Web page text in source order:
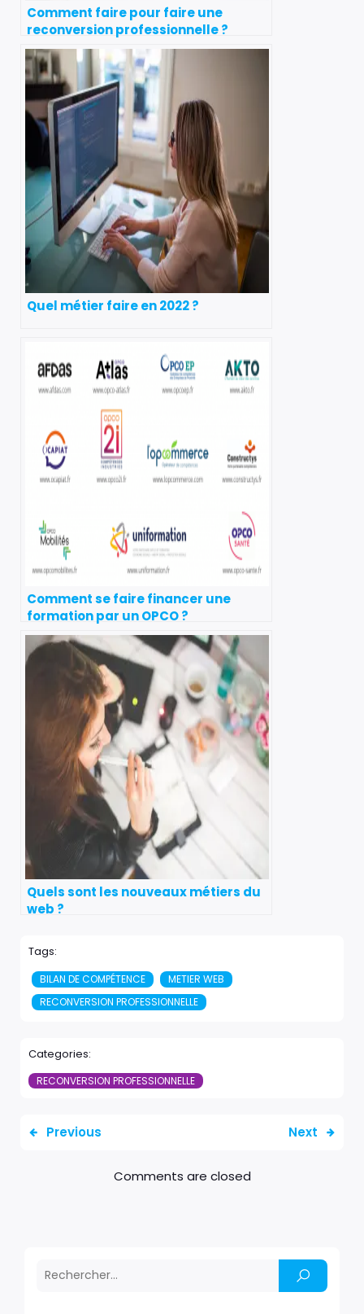
Comment faire pour faire une
reconversion professionnelle ?
Quel métier faire en 2022 ?
Comment se faire financer une
formation par un OPCO ?
Quels sont les nouveaux métiers du
web ?
Tags:
BILAN DE COMPÉTENCE
METIER WEB
RECONVERSION PROFESSIONNELLE
Categories:
RECONVERSION PROFESSIONNELLE
Previous Next
Comments are closed